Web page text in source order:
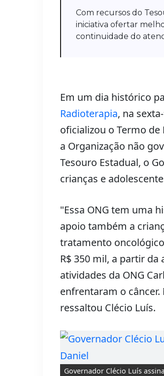
Com recursos do
iniciativa ofertar
continuidade do
Em um dia histórico
Radioterapia, na
oficializou o Termo de
a Organização não
Tesouro Estadual, o
crianças e
"Essa ONG tem uma
apoio também a
tratamento
R$ 350 mil, a partir
atividades da ONG
enfrentaram o
ressaltou Clécio Luís.
Governador Clécio Luís